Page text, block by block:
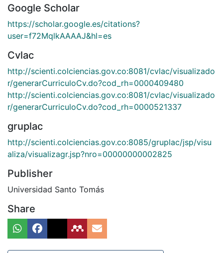
Google Scholar
https://scholar.google.es/citations?
user=f72MqlkAAAAJ&hl=es
Cvlac
http://scienti.colciencias.gov.co:8081/cvlac/visualizado
r/generarCurriculoCv.do?cod_rh=0000409480
http://scienti.colciencias.gov.co:8081/cvlac/visualizado
r/generarCurriculoCv.do?cod_rh=0000521337
gruplac
http://scienti.colciencias.gov.co:8085/gruplac/jsp/visu
aliza/visualizagr.jsp?nro=00000000002825
Publisher
Universidad Santo Tomás
Share